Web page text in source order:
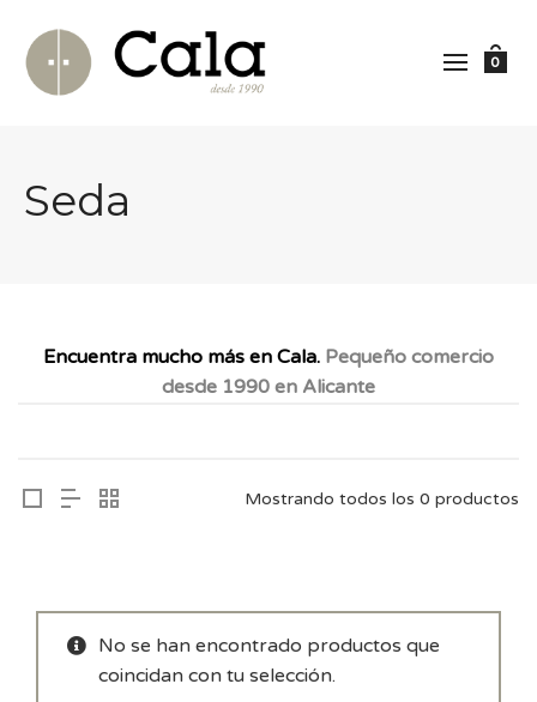
0
Seda
Encuentra mucho más en Cala. Pequeño comercio
desde 1990 en Alicante
Mostrando todos los 0 productos
No se han encontrado productos que
coincidan con tu selección.